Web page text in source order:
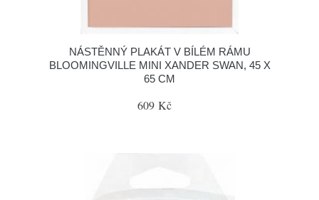
NÁSTĚNNÝ PLAKÁT V BÍLÉM RÁMU
BLOOMINGVILLE MINI XANDER SWAN, 45 X
65 CM
609 Kč